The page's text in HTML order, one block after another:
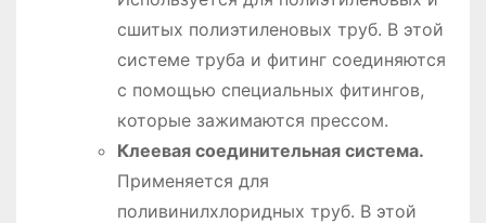
сшитых полиэтиленовых труб. В этой
системе труба и фитинг соединяются
с помощью специальных фитингов,
которые зажимаются прессом.
Клеевая соединительная система.
Применяется для
поливинилхлоридных труб. В этой